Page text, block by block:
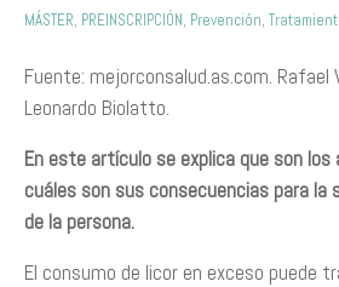
MÁSTER, PREINSCRIPCIÓN, Prevención,
Fuente: mejorconsalud.as.com. Rafael
Leonardo Biolatto.
En este artículo se explica que son
cuáles son sus consecuencias para la
de la persona.
El consumo de licor en exceso puede